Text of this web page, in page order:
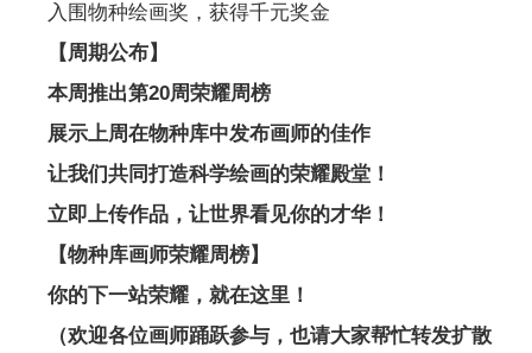
入围物种绘画奖，获得千元奖金
【周期公布】
本周推出第20周荣耀周榜
展示上周在物种库中发布画师的佳作
让我们共同打造科学绘画的荣耀殿堂！
立即上传作品，让世界看见你的才华！
【物种库画师荣耀周榜】
你的下一站荣耀，就在这里！
（欢迎各位画师踊跃参与，也请大家帮忙转发扩散